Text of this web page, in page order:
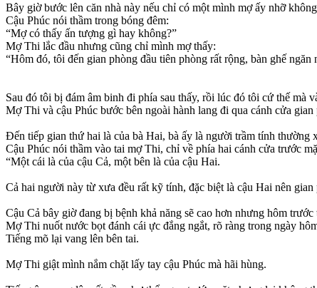
Bây giờ bước lên căn nhà này nếu chỉ có một mình mợ ấy nhỡ
Cậu Phúc nói thầm trong bóng đêm:
“Mợ có thấy ấn tượng gì hay không?”
Mợ Thi lắc đầu nhưng cũng chỉ mình mợ thấy:
“Hôm đó, tôi đến gian phòng đầu tiên phòng rất rộng, bàn ghế
Sau đó tôi bị đám âm binh đi phía sau thấy, rồi lúc đó tôi cứ thế mà
Mợ Thi và cậu Phúc bước bên ngoài hành lang đi qua cánh cửa
Đến tiếp gian thứ hai là của bà Hai, bà ấy là người trầm tính thường
Cậu Phúc nói thầm vào tai mợ Thi, chỉ về phía hai cánh cửa trước
“Một cái là của cậu Cả, một bên là của cậu Hai.
Cả hai người này từ xưa đều rất kỹ tính, đặc biệt là cậu Hai nên
Cậu Cả bây giờ đang bị bệnh khả năng sẽ cao hơn nhưng hôm
Mợ Thi nuốt nước bọt đánh cái ực đắng ngắt, rõ ràng trong ngày
Tiếng mõ lại vang lên bên tai.
Mợ Thi giật mình nắm chặt lấy tay cậu Phúc mà hãi hùng.